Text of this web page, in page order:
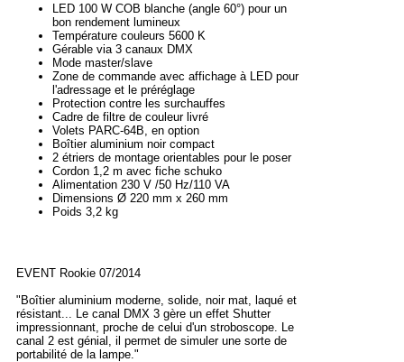
LED 100 W COB blanche (angle 60°) pour un
bon rendement lumineux
Température couleurs 5600 K
Gérable via 3 canaux DMX
Mode master/slave
Zone de commande avec affichage à LED pour
l'adressage et le préréglage
Protection contre les surchauffes
Cadre de filtre de couleur livré
Volets PARC-64B, en option
Boîtier aluminium noir compact
2 étriers de montage orientables pour le poser
Cordon 1,2 m avec fiche schuko
Alimentation 230 V /50 Hz/110 VA
Dimensions Ø 220 mm x 260 mm
Poids 3,2 kg
EVENT Rookie 07/2014
"Boîtier aluminium moderne, solide, noir mat, laqué et
résistant... Le canal DMX 3 gère un effet Shutter
impressionnant, proche de celui d'un stroboscope. Le
canal 2 est génial, il permet de simuler une sorte de
portabilité de la lampe."